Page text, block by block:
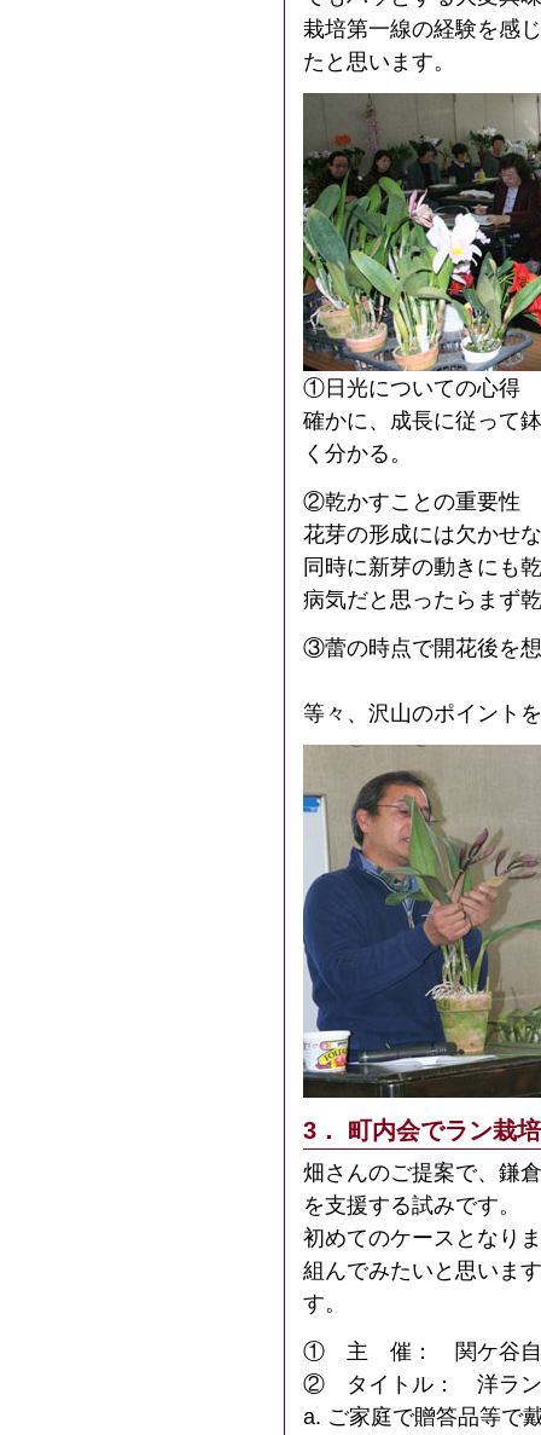
栽培第一線の経験を感
たと思います。
①日光についての心得
確かに、成長に従って
く分かる。
②乾かす
花芽の形成には欠かせ
同時に新芽の動きにも
病気だと思ったらまず
③蕾の時点で開花後を
等々、沢山のポイント
3． 町内会でラン栽
畑さんのご提案で、鎌
を支援する試みです。
初めてのケースとなり
組んでみたいと思いま
す。
① 主 催： 関ケ谷自治
② タイトル： 洋ラン
a. ご家庭で贈答品等で